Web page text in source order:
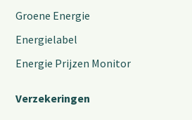
Groene Energie
Energielabel
Energie Prijzen Monitor
Verzekeringen